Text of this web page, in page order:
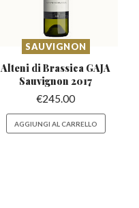
SAUVIGNON
Alteni di Brassica GAJA
Sauvignon 2017
€245.00
AGGIUNGI AL CARRELLO